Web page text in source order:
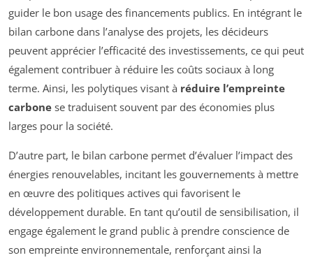
guider le bon usage des financements publics. En intégrant le
bilan carbone dans l’analyse des projets, les décideurs
peuvent apprécier l’efficacité des investissements, ce qui peut
également contribuer à réduire les coûts sociaux à long
terme. Ainsi, les polytiques visant à réduire l’empreinte
carbone se traduisent souvent par des économies plus
larges pour la société.
D’autre part, le bilan carbone permet d’évaluer l’impact des
énergies renouvelables, incitant les gouvernements à mettre
en œuvre des politiques actives qui favorisent le
développement durable. En tant qu’outil de sensibilisation, il
engage également le grand public à prendre conscience de
son empreinte environnementale, renforçant ainsi la